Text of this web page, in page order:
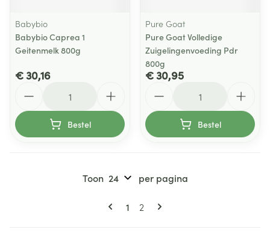
Babybio
Babybio Caprea 1
Geitenmelk 800g
€ 30,16
Bestel
Pure Goat
Pure Goat Volledige
Zuigelingenvoeding Pdr
800g
€ 30,95
Bestel
Pagina's
U lees momenteel pagina
1 Pagina
2
Toon per pagina